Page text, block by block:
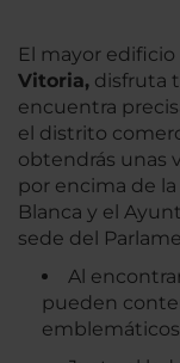
El mayor edificio
Vitoria, disfruta
encuentra
el distrito
obtendrás unas
por encima de la
Blanca y el
sede del
Al
pueden
emblemáticos